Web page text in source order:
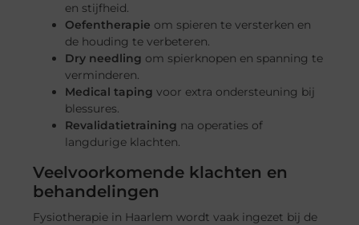
en stijfheid.
Oefentherapie om spieren te versterken en
de houding te verbeteren.
Dry needling om spierknopen en spanning te
verminderen.
Medical taping voor extra ondersteuning bij
blessures.
Revalidatietraining na operaties of
langdurige klachten.
Veelvoorkomende klachten en
behandelingen
Fysiotherapie in Haarlem wordt vaak ingezet bij de